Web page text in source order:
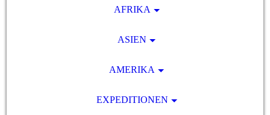
AFRIKA
ASIEN
AMERIKA
EXPEDITIONEN